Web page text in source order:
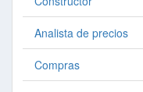
Analista de precios
Compras